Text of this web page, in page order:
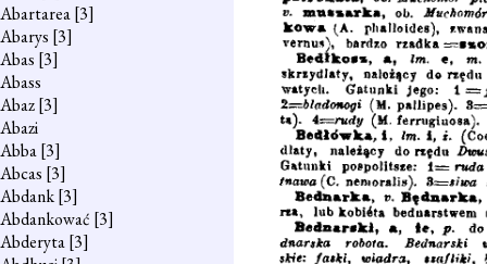
Abartarea[3]
Abarys [3]
Abas [3]
Abass
Abaz[3]
Abazi
Abba[3]
Abcas [3]
Abdank[3]
Abdankować [3]
Abderyta[3]